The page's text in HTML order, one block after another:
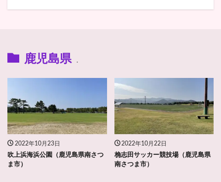
鹿児島県 .
2022年10月23日
吹上浜海浜公園（鹿児島県南さつ
ま市）
2022年10月22日
桷志田サッカー競技場（鹿児島県
南さつま市）